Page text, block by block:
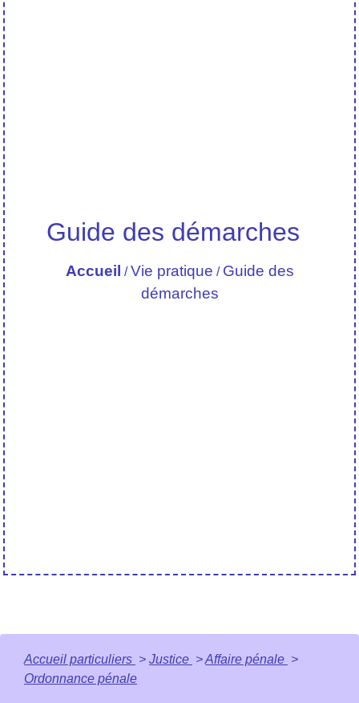
Guide des démarches
Accueil /Vie pratique / Guide des
démarches
Accueil particuliers > Justice >Affaire pénale >
Ordonnance pénale